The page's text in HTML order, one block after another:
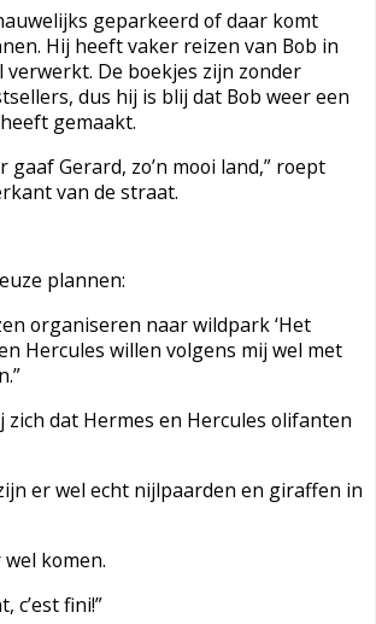
geparkeerd of daar komt
Hij heeft vaker reizen van Bob in
verwerkt. De boekjes zijn zonder
dus hij is blij dat Bob weer een
gemaakt.
gaaf Gerard, zo’n mooi land,” roept
van de straat.
plannen:
organiseren naar wildpark ‘Het
Hercules willen volgens mij wel met
zich dat Hermes en Hercules olifanten
er wel echt nijlpaarden en giraffen in
komen.
c’est fini!”